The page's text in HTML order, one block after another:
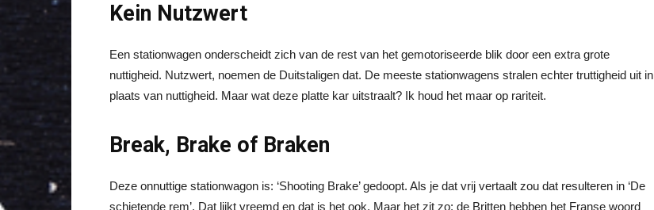
Kein Nutzwert
Een stationwagen onderscheidt zich van de rest van het gemotoriseerde blik door een extra grote
nuttigheid. Nutzwert, noemen de Duitstaligen dat. De meeste stationwagens stralen echter truttigheid uit in
plaats van nuttigheid. Maar wat deze platte kar uitstraalt? Ik houd het maar op rariteit.
Break, Brake of Braken
Deze onnuttige stationwagon is: ‘Shooting Brake’ gedoopt. Als je dat vrij vertaalt zou dat resulteren in ‘De
schietende rem’. Dat lijkt vreemd en dat is het ook. Maar het zit zo: de Britten hebben het Franse woord